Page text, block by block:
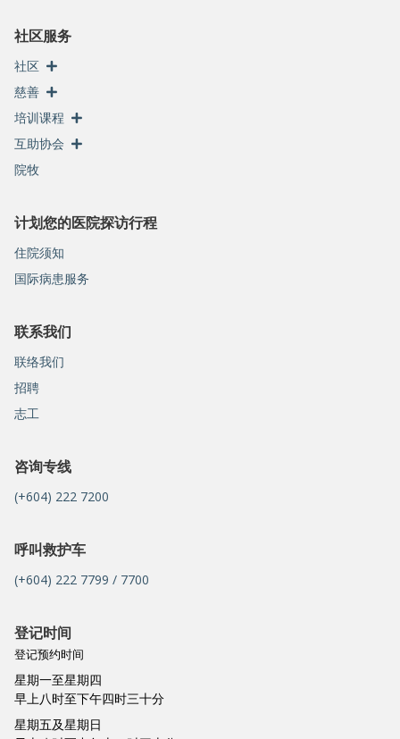
社区服务
社区
慈善
培训课程
互助协会
院牧
计划您的医院探访行程
住院须知
国际病患服务
联系我们
联络我们
招聘
志工
咨询专线
(+604) 222 7200
呼叫救护车
(+604) 222 7799 / 7700
登记时间
登记预约时间
星期一至星期四
早上八时至下午四时三十分
星期五及星期日